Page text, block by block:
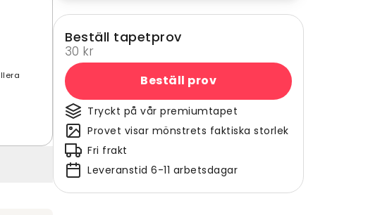
Beställ tapetprov
30 kr
Beställ prov
Tryckt på vår premiumtapet
Provet visar mönstrets faktiska storlek
Fri frakt
Leveranstid 6-11 arbetsdagar